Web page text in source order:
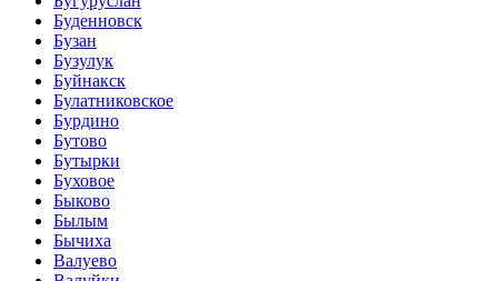
Буденновск
Бузан
Бузулук
Буйнакск
Булатниковское
Бурдино
Бутово
Бутырки
Буховое
Быково
Былым
Бычиха
Валуево